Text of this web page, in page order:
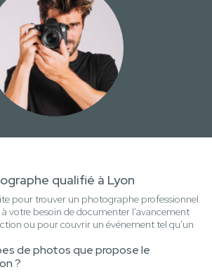
qualifié à Lyon
pour trouver un photographe professionnel
votre besoin de documenter l'avancement
ou pour couvrir un événement tel qu'un
de photos que propose le
?